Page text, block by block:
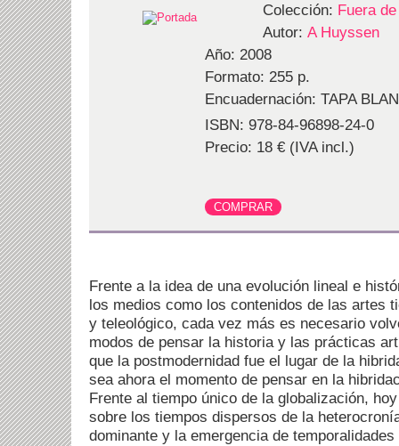
Colección: Fuera
Autor: A Huyssen
Año: 2008
Formato: 255 p.
Encuadernación: TAPA
ISBN: 978-84-96898-24-0
Precio: 18 € (IVA incl.)
Frente a la idea de una evolución lineal e
los medios como los contenidos de las artes
y teleológico, cada vez más es necesario
modos de pensar la historia y las prácticas
que la postmodernidad fue el lugar de la
sea ahora el momento de pensar en la
Frente al tiempo único de la globalización,
sobre los tiempos dispersos de la
dominante y la emergencia de